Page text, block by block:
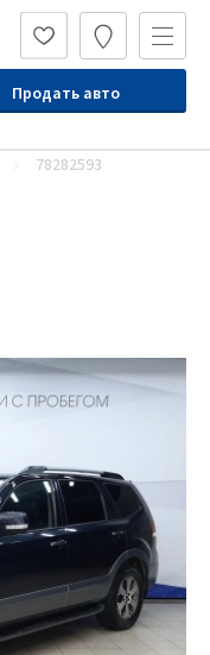
Продать авто
78282593